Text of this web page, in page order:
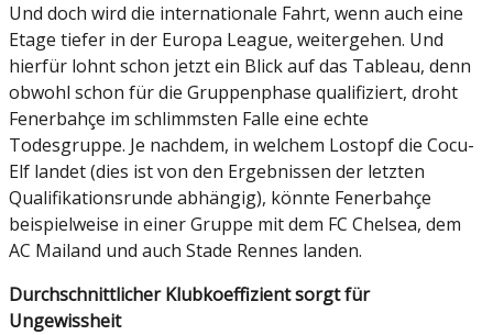
Und doch wird die internationale Fahrt, wenn auch eine
Etage tiefer in der Europa League, weitergehen. Und
hierfür lohnt schon jetzt ein Blick auf das Tableau, denn
obwohl schon für die Gruppenphase qualifiziert, droht
Fenerbahçe im schlimmsten Falle eine echte
Todesgruppe. Je nachdem, in welchem Lostopf die Cocu-
Elf landet (dies ist von den Ergebnissen der letzten
Qualifikationsrunde abhängig), könnte Fenerbahçe
beispielweise in einer Gruppe mit dem FC Chelsea, dem
AC Mailand und auch Stade Rennes landen.
Durchschnittlicher Klubkoeffizient sorgt für
Ungewissheit